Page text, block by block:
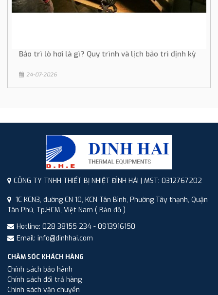
Bảo trì lò hơi là gì? Quy trình và lịch bảo trì định kỳ
24-07-2026
CÔNG TY TNHH THIẾT BỊ NHIỆT ĐÌNH HẢI | MST: 0312767202
1C KCN3, đường CN 10, KCN Tân Bình, Phường Tây thạnh, Quận
Tân Phú, Tp.HCM, Việt Nam ( Bản đồ )
Hotline: 028 38155 234 - 0913916150
Email: info@dinhhai.com
CHĂM SÓC KHÁCH HÀNG
Chính sách bảo hành
Chính sách đổi trả hàng
Chính sách vận chuyển